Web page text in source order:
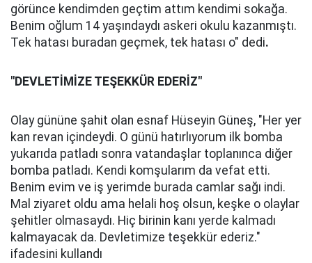
görünce kendimden geçtim attım kendimi sokağa.
Benim oğlum 14 yaşındaydı askeri okulu kazanmıştı.
Tek hatası buradan geçmek, tek hatası o" dedi.
"DEVLETİMİZE TEŞEKKÜR EDERİZ"
Olay gününe şahit olan esnaf Hüseyin Güneş, "Her yer
kan revan içindeydi. O günü hatırlıyorum ilk bomba
yukarıda patladı sonra vatandaşlar toplanınca diğer
bomba patladı. Kendi komşularım da vefat etti.
Benim evim ve iş yerimde burada camlar sağı indi.
Mal ziyaret oldu ama helali hoş olsun, keşke o olaylar
şehitler olmasaydı. Hiç birinin kanı yerde kalmadı
kalmayacak da. Devletimize teşekkür ederiz."
ifadesini kullandı